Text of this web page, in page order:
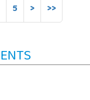
5 > >>